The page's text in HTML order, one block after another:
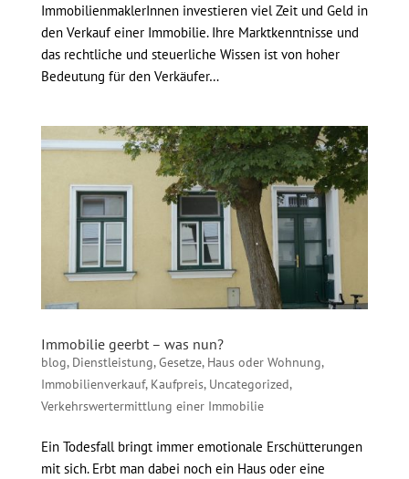
ImmobilienmaklerInnen investieren viel Zeit und Geld in
den Verkauf einer Immobilie. Ihre Marktkenntnisse und
das rechtliche und steuerliche Wissen ist von hoher
Bedeutung für den Verkäufer…
Immobilie geerbt – was nun?
blog, Dienstleistung,Gesetze, Haus oder Wohnung,
Immobilienverkauf, Kaufpreis, Uncategorized,
Verkehrswertermittlung einer Immobilie
Ein Todesfall bringt immer emotionale Erschütterungen
mit sich. Erbt man dabei noch ein Haus oder eine